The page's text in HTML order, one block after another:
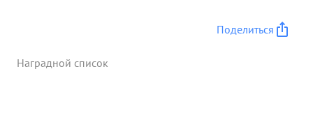
Поделиться
Наградной список